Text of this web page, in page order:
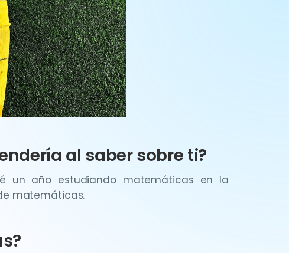
al saber sobre ti?
un año estudiando matemáticas en la
matemáticas.